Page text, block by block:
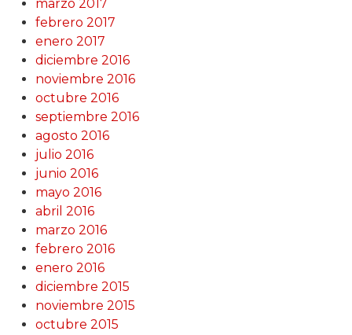
marzo 2017
febrero 2017
enero 2017
diciembre 2016
noviembre 2016
octubre 2016
septiembre 2016
agosto 2016
julio 2016
junio 2016
mayo 2016
abril 2016
marzo 2016
febrero 2016
enero 2016
diciembre 2015
noviembre 2015
octubre 2015